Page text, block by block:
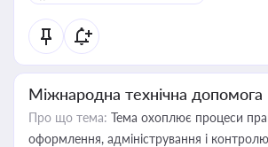
Міжнародна технічна допомога
Про що тема: Тема охоплює процеси
оформлення, адміністрування і контролю